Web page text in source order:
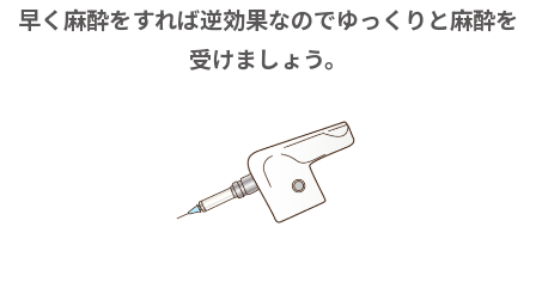
早く麻酔をすれば逆効果なのでゆっくりと麻酔を
受けましょう。